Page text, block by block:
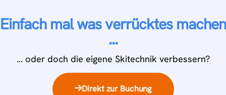
Einfach mal was verrücktes machen
...
... oder doch die eigene Skitechnik verbessern?
Direkt zur Buchung